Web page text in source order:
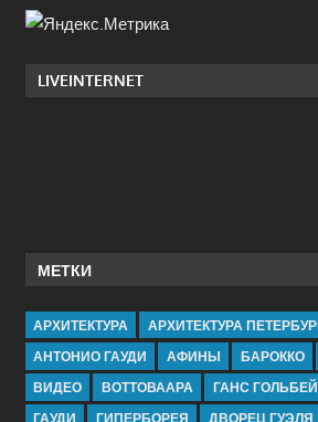
LIVEINTERNET
МЕТКИ
АРХИТЕКТУРА
АРХИТЕКТУРА
АНТОНИО ГАУДИ
АФИНЫ БАРОККО
ВИДЕО
ВОТТОВААРА
ГАНС
ГАУДИ
ГИПЕРБОРЕЯ ДВОРЕЦ ГУЭЛЯ